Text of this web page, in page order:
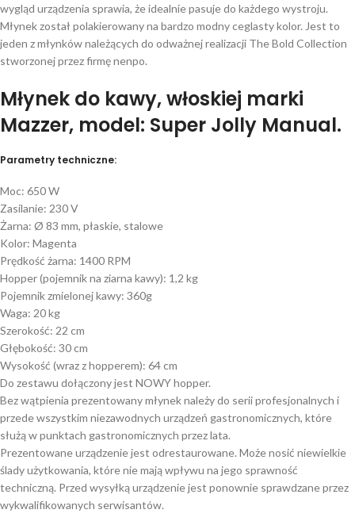
wygląd urządzenia sprawia, że idealnie pasuje do każdego wystroju.
Młynek został polakierowany na bardzo modny ceglasty kolor. Jest to
jeden z młynków należących do odważnej realizacji The Bold Collection
stworzonej przez firmę nenpo.
Młynek do kawy, włoskiej marki
Mazzer, model: Super Jolly Manual.
Parametry techniczne:
Moc: 650 W
Zasilanie: 230 V
Żarna: Ø 83 mm, płaskie, stalowe
Kolor: Magenta
Prędkość żarna: 1400 RPM
Hopper (pojemnik na ziarna kawy): 1,2 kg
Pojemnik zmielonej kawy: 360g
Waga: 20 kg
Szerokość: 22 cm
Głębokość: 30 cm
Wysokość (wraz z hopperem): 64 cm
Do zestawu dołączony jest NOWY hopper.
Bez wątpienia prezentowany młynek należy do serii profesjonalnych i
przede wszystkim niezawodnych urządzeń gastronomicznych, które
służą w punktach gastronomicznych przez lata.
Prezentowane urządzenie jest odrestaurowane. Może nosić niewielkie
ślady użytkowania, które nie mają wpływu na jego sprawność
techniczną. Przed wysyłką urządzenie jest ponownie sprawdzane przez
wykwalifikowanych serwisantów.